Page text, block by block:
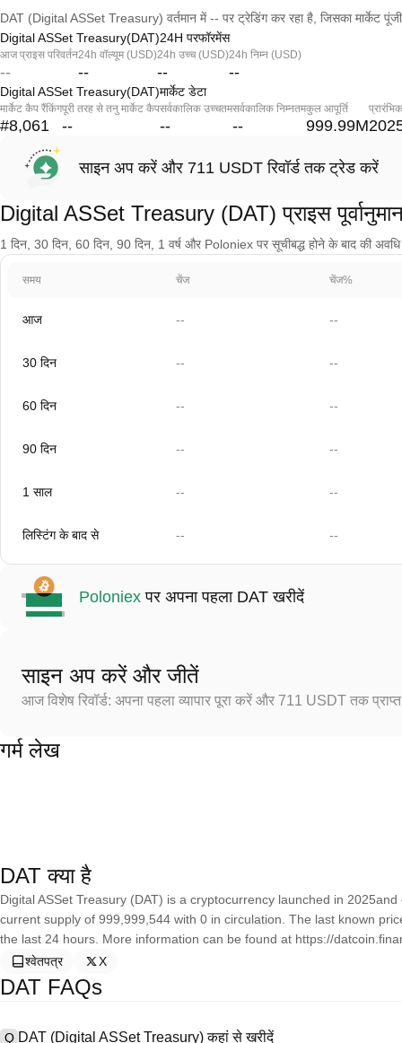
DAT (Digital ASSet Treasury) वर्तमान में -- पर ट्रेडिंग कर रहा है, जिसका मार्केट
Digital ASSet Treasury(DAT)24H परफॉरमेंस
आज प्राइस परिवर्तन
--
24h वॉल्यूम (USD)
--
24h उच्च (USD)
--
24h निम्न (USD)
--
Digital ASSet Treasury(DAT)मार्केट डेटा
मार्केट कैप रैंकिंग
#8,061
पूरी तरह से तनु मार्केट कैप
--
सर्वकालिक उच्चतम
--
सर्वकालिक निम्नतम
--
कुल आपूर्ति
999.99M
साइन अप करें और 711 USDT रिवॉर्ड तक ट्रेड करें
Digital ASSet Treasury (DAT) प्राइस
1 दिन, 30 दिन, 60 दिन, 90 दिन, 1 वर्ष और Poloniex पर सूचीबद्ध होने के बाद की
समय चेंज चेंज%
आज -- --
30 दिन -- --
60 दिन -- --
90 दिन -- --
1 साल -- --
लिस्टिंग के बाद से -- --
Poloniex पर अपना पहला DAT खरीदें
साइन अप करें और जीतें
आज विशेष रिवॉर्ड: अपना पहला व्यापार पूरा करें और 711 USDT तक
गर्म लेख
DAT क्या है
Digital ASSet Treasury (DAT) is a cryptocurrency launched in
current supply of 999,999,544 with 0 in circulation. The last known
the last 24 hours. More information can be found at https://
श्वेतपत्र
X
DAT FAQs
Q DAT (Digital ASSet Treasury) कहां से खरीदें